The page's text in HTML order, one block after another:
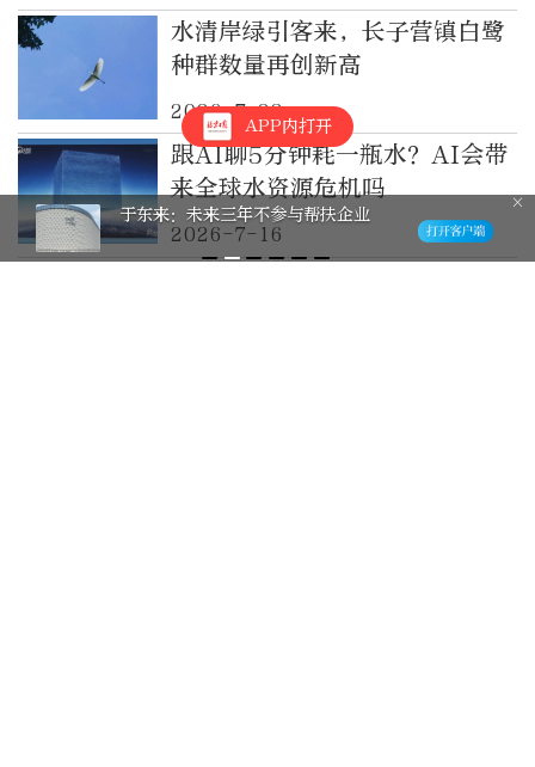
水清岸绿引客来，长子营镇白鹭
种群数量再创新高
2026-7-28
跟AI聊5分钟耗一瓶水？AI会带
来全球水资源危机吗
2026-7-16
APP内打开
于东来：未来三年不参与帮扶企业